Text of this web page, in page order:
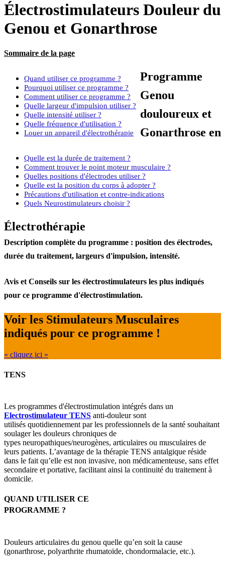
Électrostimulateurs Douleur du
Genou et Gonarthrose
Sommaire de la page
Quand utiliser ce programme ?
Pourquoi utiliser ce programme ?
Comment utiliser ce programme ?
Quelle largeur d'impulsion utiliser ?
Quelle intensité utiliser ?
Quelle fréquence d'utilisation ?
Louer un appareil d'électrothérapie
Quelle est la durée de traitement ?
Comment trouver le point moteur musculaire ?
Quelles positions d'électrodes utiliser ?
Quelle est la position du corps à adopter ?
Précautions d'utilisation et contre-indications
Quels Neurostimulateurs choisir ?
Programme
Genou
douloureux et
Gonarthrose en
Électrothérapie
Description complète du programme : position des électrodes,
durée du traitement, largeurs d'impulsion, intensité.
Avis et Conseils sur les électrostimulateurs les plus indiqués
pour ce programme d'électrostimulation.
Voir les Stimulateurs Musculaires
indiqués pour ce programme !
« cliquez ici »
TENS
Les programmes d'électrostimulation intégrés dans un
Electrostimulateur TENS anti-douleursont
utilisés quotidiennement par les professionnels de la santé souhaitant
soulagerles douleurs chroniques de
types neuropathiques/neurogènes, articulaires ou musculaires de
leurs patients. L’avantage de la thérapie TENS antalgique réside
dans le fait qu’elle est non invasive, non médicamenteuse, sans effet
secondaire et portative, facilitant ainsi la continuité du traitement à
domicile.
QUAND UTILISER CE
PROGRAMME ?
Douleurs articulaires du genou quelle qu’en soit la cause
(gonarthrose, polyarthrite rhumatoïde, chondormalacie, etc.).